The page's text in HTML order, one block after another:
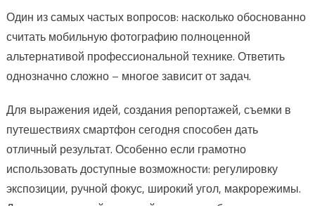
Один из самых частых вопросов: насколько обоснованно
считать мобильную фотографию полноценной
альтернативой профессиональной технике. Ответить
однозначно сложно – многое зависит от задач.
Для выражения идей, создания репортажей, съемки в
путешествиях смартфон сегодня способен дать
отличный результат. Особенно если грамотно
использовать доступные возможности: регулировку
экспозиции, ручной фокус, широкий угол, макрорежимы.